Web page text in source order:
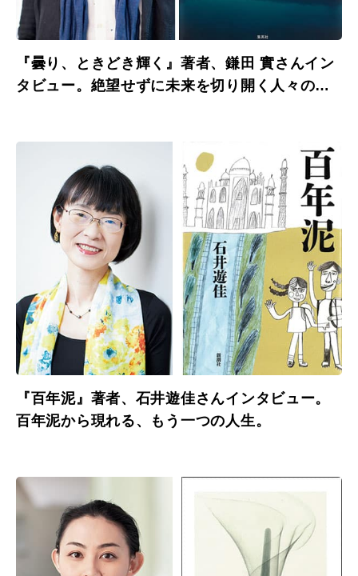
『曇り、ときどき輝く』著者、鎌田 實さんイン
タビュー。絶望せずに未来を切り開く人々の実
『百年泥』著者、石井遊佳さんインタビュー。
百年泥から現れる、もう一つの人生。